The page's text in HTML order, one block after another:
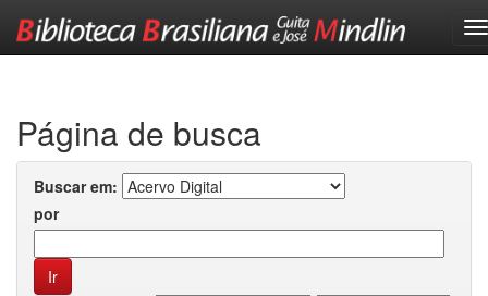
Página de busca
Buscar em:
por